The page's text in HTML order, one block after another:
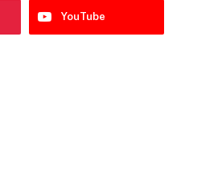
YouTube